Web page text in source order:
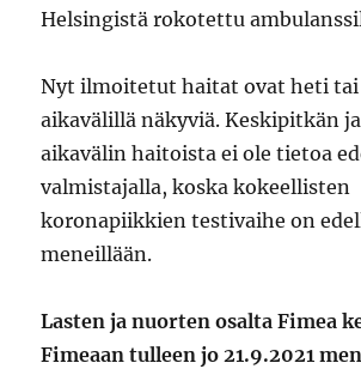
Helsingistä rokotettu
Nyt ilmoitetut haitat ovat heti
aikavälillä näkyviä. Keskipitkän
aikavälin haitoista ei ole tietoa
valmistajalla, koska kokeellisten
koronapiikkien testivaihe on
meneillään.
Lasten ja nuorten osalta Fimea
Fimeaan tulleen jo 21.9.2021